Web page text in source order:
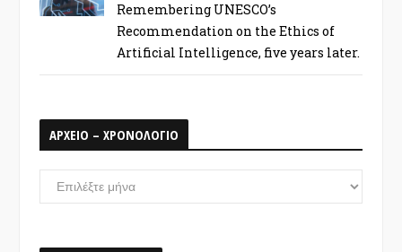
Remembering UNESCO’s
Recommendation on the Ethics of
Artificial Intelligence, five years later.
ΑΡΧΕΙΟ – ΧΡΟΝΟΛΟΓΙΟ
ΑΡΧΕΙΟ
–